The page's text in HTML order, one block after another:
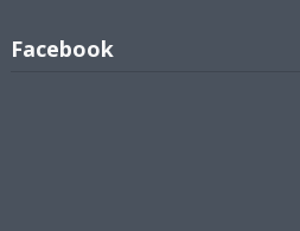
Facebook